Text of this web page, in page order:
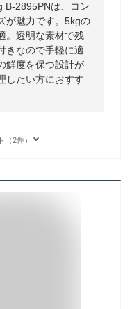
B-2895PNは、コン
が魅力です。5kgの
。透明な素材で残
きなので手軽に適
鮮度を保つ設計が
したい方におすす
（2件）